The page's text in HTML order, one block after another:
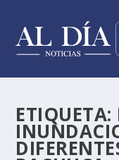
ETIQUETA: